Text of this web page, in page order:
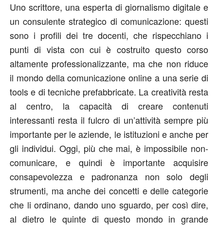
Uno scrittore, una esperta di giornalismo digitale e
un consulente strategico di comunicazione: questi
sono i profili dei tre docenti, che rispecchiano i
punti di vista con cui è costruito questo corso
altamente professionalizzante, ma che non riduce
il mondo della comunicazione online a una serie di
tools e di tecniche prefabbricate. La creatività resta
al centro, la capacità di creare contenuti
interessanti resta il fulcro di un’attività sempre più
importante per le aziende, le istituzioni e anche per
gli individui. Oggi, più che mai, è impossibile non-
comunicare, e quindi è importante acquisire
consapevolezza e padronanza non solo degli
strumenti, ma anche dei concetti e delle categorie
che li ordinano, dando uno sguardo, per così dire,
al dietro le quinte di questo mondo in grande